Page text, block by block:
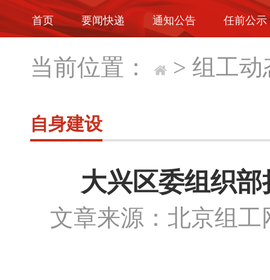
首页 要闻快递 通知公告 任前公示
当前位置： > 组工动
自身建设
大兴区委组织
文章来源：北京